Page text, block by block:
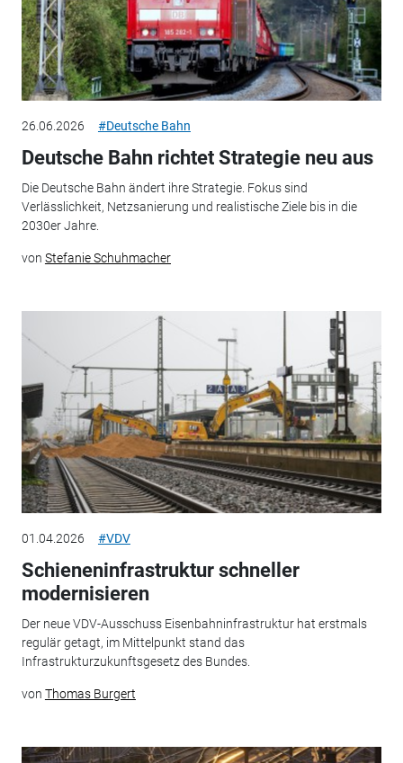
26.06.2026 #Deutsche Bahn
Deutsche Bahn richtet Strategie neu aus
Die Deutsche Bahn ändert ihre Strategie. Fokus sind
Verlässlichkeit, Netzsanierung und realistische Ziele bis in die
2030er Jahre.
von Stefanie Schuhmacher
01.04.2026 #VDV
Schieneninfrastruktur schneller
modernisieren
Der neue VDV-Ausschuss Eisenbahninfrastruktur hat erstmals
regulär getagt, im Mittelpunkt stand das
Infrastrukturzukunftsgesetz des Bundes.
von Thomas Burgert